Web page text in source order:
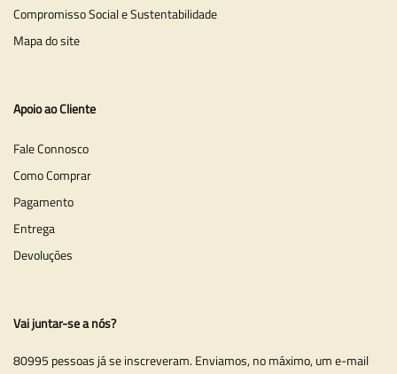
Compromisso Social e Sustentabilidade
Mapa do site
Apoio ao Cliente
Fale Connosco
Como Comprar
Pagamento
Entrega
Devoluções
Vai juntar-se a nós?
80995 pessoas já se inscreveram. Enviamos, no máximo, um e-mail